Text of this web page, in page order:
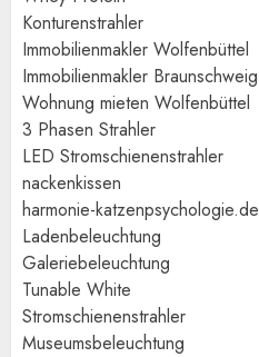
Konturenstrahler
Immobilienmakler Wolfenbüttel
Immobilienmakler Braunschweig
Wohnung mieten Wolfenbüttel
3 Phasen Strahler
LED Stromschienenstrahler
nackenkissen
harmonie-katzenpsychologie.de
Ladenbeleuchtung
Galeriebeleuchtung
Tunable White
Stromschienenstrahler
Museumsbeleuchtung